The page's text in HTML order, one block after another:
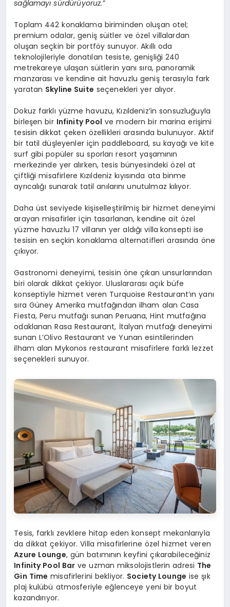
sağlamayı sürdürüyoruz.”
Toplam 442 konaklama biriminden oluşan otel;
premium odalar, geniş süitler ve özel villalardan
oluşan seçkin bir portföy sunuyor. Akıllı oda
teknolojileriyle donatılan tesiste, genişliği 240
metrekareye ulaşan süitlerin yanı sıra, panoramik
manzarası ve kendine ait havuzlu geniş terasıyla fark
yaratan Skyline Suite seçenekleri yer alıyor.
Dokuz farklı yüzme havuzu, Kızıldeniz’in sonsuzluğuyla
birleşen bir Infinity Pool ve modern bir marina erişimi
tesisin dikkat çeken özellikleri arasında bulunuyor. Aktif
bir tatil düşleyenler için paddleboard, su kayağı ve kite
surf gibi popüler su sporları resort yaşamının
merkezinde yer alırken, tesis bünyesindeki özel at
çiftliği misafirlere Kızıldeniz kıyısında ata binme
ayrıcalığı sunarak tatil anılarını unutulmaz kılıyor.
Daha üst seviyede kişiselleştirilmiş bir hizmet deneyimi
arayan misafirler için tasarlanan, kendine ait özel
yüzme havuzlu 17 villanın yer aldığı villa konsepti ise
tesisin en seçkin konaklama alternatifleri arasında öne
çıkıyor.
Gastronomi deneyimi, tesisin öne çıkan unsurlarından
biri olarak dikkat çekiyor. Uluslararası açık büfe
konseptiyle hizmet veren Turquoise Restaurant’ın yanı
sıra Güney Amerika mutfağından ilham alan Casa
Fiesta, Peru mutfağı sunan Peruana, Hint mutfağına
odaklanan Rasa Restaurant, İtalyan mutfağı deneyimi
sunan L’Olivo Restaurant ve Yunan esintilerinden
ilham alan Mykonos restaurant misafirlere farklı lezzet
seçenekleri sunuyor.
Tesis, farklı zevklere hitap eden konsept mekanlarıyla
da dikkat çekiyor. Villa misafirlerine özel hizmet veren
Azure Lounge, gün batımının keyfini çıkarabileceğiniz
Infinity Pool Bar ve uzman miksolojistlerin adresi The
Gin Time misafirlerini bekliyor. Society Lounge ise şık
plaj kulübü atmosferiyle eğlenceye yeni bir boyut
kazandırıyor.